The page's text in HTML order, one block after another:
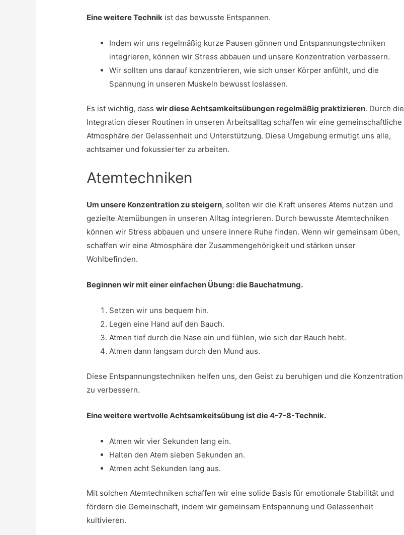
Eine weitere Technik ist das bewusste Entspannen.
Indem wir uns regelmäßig kurze Pausen gönnen und Entspannungstechniken
integrieren, können wir Stress abbauen und unsere Konzentration verbessern.
Wir sollten uns darauf konzentrieren, wie sich unser Körper anfühlt, und die
Spannung in unseren Muskeln bewusst loslassen.
Es ist wichtig, dasswir diese Achtsamkeitsübungen regelmäßig praktizieren. Durch die
Integration dieser Routinen in unseren Arbeitsalltag schaffen wir eine gemeinschaftliche
Atmosphäre der Gelassenheit und Unterstützung. Diese Umgebung ermutigt uns alle,
achtsamer und fokussierter zu arbeiten.
Atemtechniken
Um unsere Konzentration zu steigern, sollten wir die Kraft unseres Atems nutzen und
gezielte Atemübungen in unseren Alltag integrieren. Durch bewusste Atemtechniken
können wir Stress abbauen und unsere innere Ruhe finden. Wenn wir gemeinsam üben,
schaffen wir eine Atmosphäre der Zusammengehörigkeit und stärken unser
Wohlbefinden.
Beginnen wir mit einer einfachen Übung: die Bauchatmung.
Setzen wir uns bequem hin.
Legen eine Hand auf den Bauch.
Atmen tief durch die Nase ein und fühlen, wie sich der Bauch hebt.
Atmen dann langsam durch den Mund aus.
Diese Entspannungstechniken helfen uns, den Geist zu beruhigen und die Konzentration
zu verbessern.
Eine weitere wertvolle Achtsamkeitsübung ist die 4-7-8-Technik.
Atmen wir vier Sekunden lang ein.
Halten den Atem sieben Sekunden an.
Atmen acht Sekunden lang aus.
Mit solchen Atemtechniken schaffen wir eine solide Basis für emotionale Stabilität und
fördern die Gemeinschaft, indem wir gemeinsam Entspannung und Gelassenheit
kultivieren.